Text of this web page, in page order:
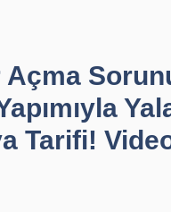
Açma
Tarifi!